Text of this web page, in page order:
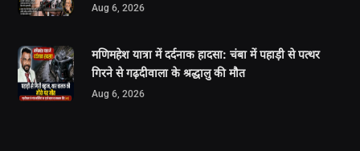
Aug 6, 2026
मणिमहेश यात्रा में दर्दनाक हादसा: चंबा में पहाड़ी से पत्थर
गिरने से गढ़दीवाला के श्रद्धालु की मौत
Aug 6, 2026